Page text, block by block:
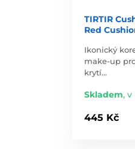
TIRTIR
Red
Ikonický
make-up
krytí…
Skladem, v
445 Kč